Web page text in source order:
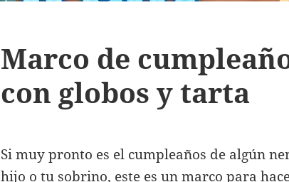
Marco de
con globos y tarta
Si muy pronto es el cumpleaños de algún
hijo o tu sobrino, este es un marco para